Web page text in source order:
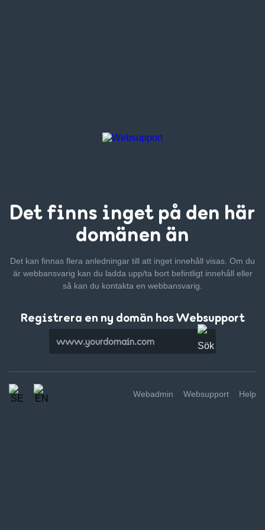
Det finns inget på den här
domänen än
Det kan finnas flera anledningar till att inget innehåll visas. Om du
är webbansvarig kan du ladda upp/ta bort befintligt innehåll eller
så kan du kontakta en webbansvarig.
Registrera en ny domän hos Websupport
Webadmin Websupport Help